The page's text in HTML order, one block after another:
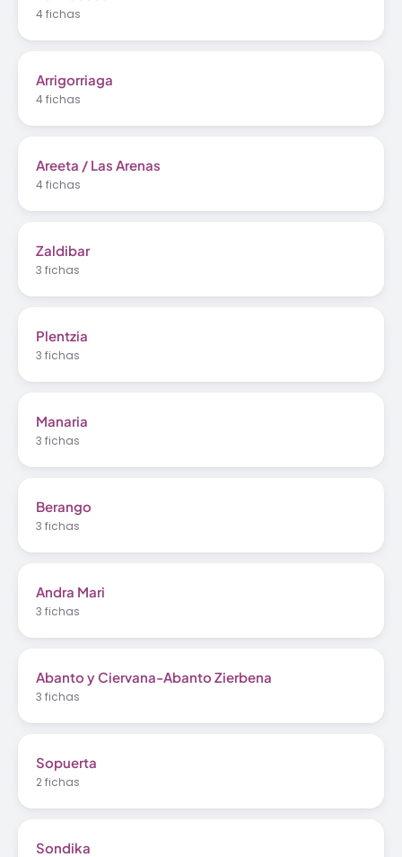
4 fichas
Arrigorriaga
4 fichas
Areeta / Las Arenas
4 fichas
Zaldibar
3 fichas
Plentzia
3 fichas
Manaria
3 fichas
Berango
3 fichas
Andra Mari
3 fichas
Abanto y Ciervana-Abanto Zierbena
3 fichas
Sopuerta
2 fichas
Sondika